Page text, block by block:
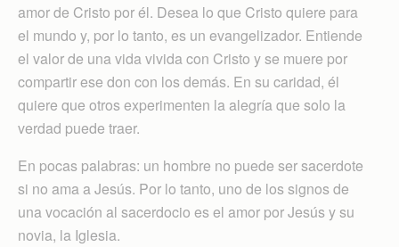
amor de Cristo por él. Desea lo que Cristo quiere para
el mundo y, por lo tanto, es un evangelizador. Entiende
el valor de una vida vivida con Cristo y se muere por
compartir ese don con los demás. En su caridad, él
quiere que otros experimenten la alegría que solo la
verdad puede traer.
En pocas palabras: un hombre no puede ser sacerdote
si no ama a Jesús. Por lo tanto, uno de los signos de
una vocación al sacerdocio es el amor por Jesús y su
novia, la Iglesia.